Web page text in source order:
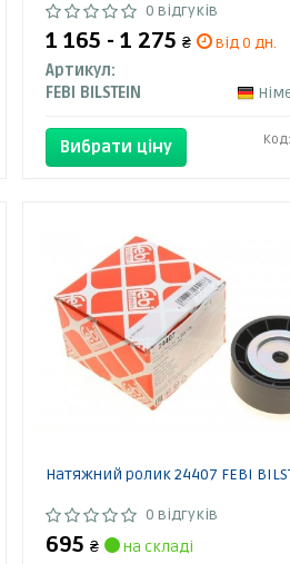
0 відгуків
1 165 - 1 275₴
від 0 дн.
Артикул:
FEBI BILSTEIN
Вибрати ціну
Натяжний ролик 24407 FEBI
0 відгуків
695₴
на складі